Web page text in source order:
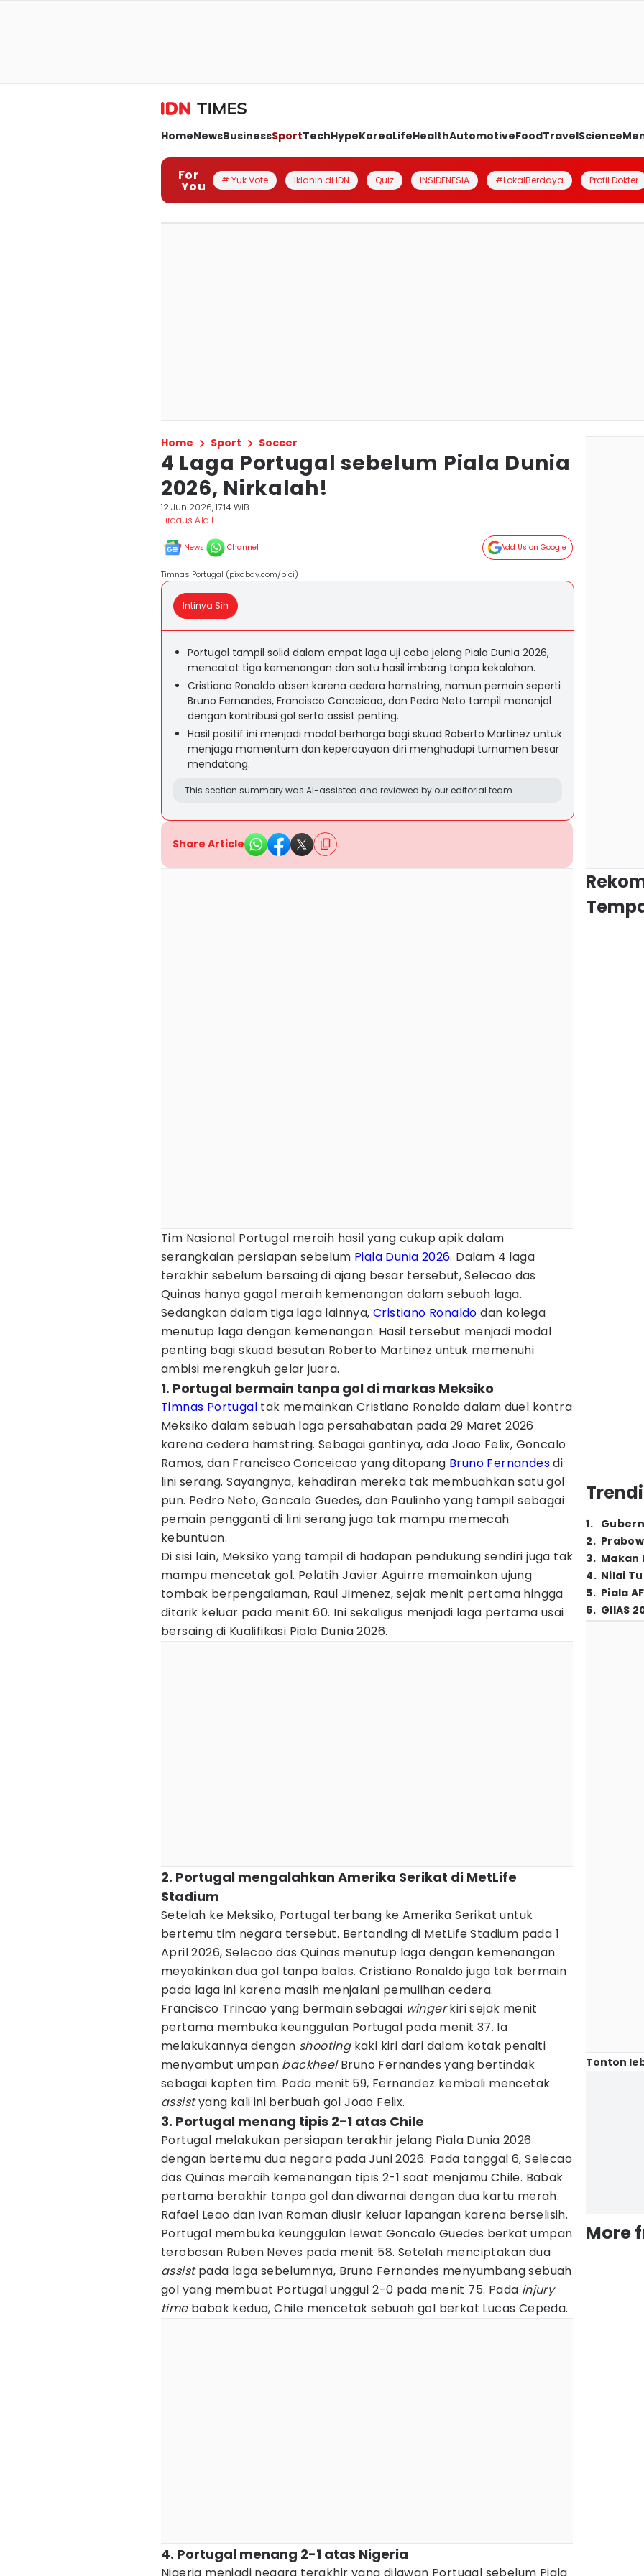
HomeNewsBusinessSportTechHypeKoreaLifeHealthAutomotiveFoodTravelScience
For
You # Yuk Vote Iklanin di IDN Quiz INSIDENESIA #LokalBerdaya Profil Dokter
Home Sport Soccer
4 Laga Portugal sebelum Piala Dunia
2026, Nirkalah!
12 Jun 2026, 17:14 WIB
Firdaus A'la I
News Channel Add Us on Google
Timnas Portugal (pixabay.com/bici)
Intinya Sih
Portugal tampil solid dalam empat laga uji coba jelang Piala Dunia 2026,
mencatat tiga kemenangan dan satu hasil imbang tanpa kekalahan.
Cristiano Ronaldo absen karena cedera hamstring, namun pemain seperti
Bruno Fernandes, Francisco Conceicao, dan Pedro Neto tampil menonjol
dengan kontribusi gol serta assist penting.
Hasil positif ini menjadi modal berharga bagi skuad Roberto Martinez untuk
menjaga momentum dan kepercayaan diri menghadapi turnamen besar
mendatang.
This section summary was AI-assisted and reviewed by our editorial team.
Share Article
Tim Nasional Portugal meraih hasil yang cukup apik dalam
serangkaian persiapan sebelum Piala Dunia 2026. Dalam 4 laga
terakhir sebelum bersaing di ajang besar tersebut, Selecao das
Quinas hanya gagal meraih kemenangan dalam sebuah laga.
Sedangkan dalam tiga laga lainnya, Cristiano Ronaldo dan kolega
menutup laga dengan kemenangan. Hasil tersebut menjadi modal
penting bagi skuad besutan Roberto Martinez untuk memenuhi
ambisi merengkuh gelar juara.
1. Portugal bermain tanpa gol di markas Meksiko
Timnas Portugal tak memainkan Cristiano Ronaldo dalam duel kontra
Meksiko dalam sebuah laga persahabatan pada 29 Maret 2026
karena cedera hamstring. Sebagai gantinya, ada Joao Felix, Goncalo
Ramos, dan Francisco Conceicao yang ditopang Bruno Fernandesdi
lini serang. Sayangnya, kehadiran mereka tak membuahkan satu gol
pun. Pedro Neto, Goncalo Guedes, dan Paulinho yang tampil sebagai
pemain pengganti di lini serang juga tak mampu memecah
kebuntuan.
Di sisi lain, Meksiko yang tampil di hadapan pendukung sendiri juga tak
mampu mencetak gol. Pelatih Javier Aguirre memainkan ujung
tombak berpengalaman, Raul Jimenez, sejak menit pertama hingga
ditarik keluar pada menit 60. Ini sekaligus menjadi laga pertama usai
bersaing di Kualifikasi Piala Dunia 2026.
2. Portugal mengalahkan Amerika Serikat di MetLife
Stadium
Setelah ke Meksiko, Portugal terbang ke Amerika Serikat untuk
bertemu tim negara tersebut. Bertanding di MetLife Stadium pada 1
April 2026, Selecao das Quinas menutup laga dengan kemenangan
meyakinkan dua gol tanpa balas. Cristiano Ronaldo juga tak bermain
pada laga ini karena masih menjalani pemulihan cedera.
Francisco Trincao yang bermain sebagai wingerkiri sejak menit
pertama membuka keunggulan Portugal pada menit 37. Ia
melakukannya dengan shooting kaki kiri dari dalam kotak penalti
menyambut umpan backheelBruno Fernandes yang bertindak
sebagai kapten tim. Pada menit 59, Fernandez kembali mencetak
assistyang kali ini berbuah gol Joao Felix.
3. Portugal menang tipis 2-1 atas Chile
Portugal melakukan persiapan terakhir jelang Piala Dunia 2026
dengan bertemu dua negara pada Juni 2026. Pada tanggal 6, Selecao
das Quinas meraih kemenangan tipis 2-1 saat menjamu Chile. Babak
pertama berakhir tanpa gol dan diwarnai dengan dua kartu merah.
Rafael Leao dan Ivan Roman diusir keluar lapangan karena berselisih.
Portugal membuka keunggulan lewat Goncalo Guedes berkat umpan
terobosan Ruben Neves pada menit 58. Setelah menciptakan dua
assistpada laga sebelumnya, Bruno Fernandes menyumbang sebuah
gol yang membuat Portugal unggul 2-0 pada menit 75. Pada injury
time babak kedua, Chile mencetak sebuah gol berkat Lucas Cepeda.
4. Portugal menang 2-1 atas Nigeria
1.
2.
3. Makan
4. Nilai
5. Piala
6. GIIAS
Tonton
More